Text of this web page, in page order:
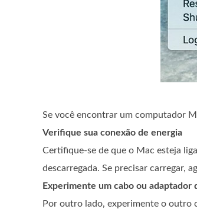
Se você encontrar um computador
Verifique sua conexão de energia
Certifique-se de que o Mac esteja
descarregada. Se precisar carregar,
Experimente um cabo ou adaptador
Por outro lado, experimente o outro